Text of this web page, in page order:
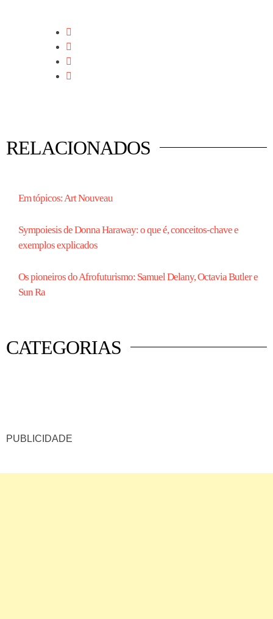
RELACIONADOS
Em tópicos: Art Nouveau
Sympoiesis de Donna Haraway: o que é, conceitos-chave e
exemplos explicados
Os pioneiros do Afrofuturismo: Samuel Delany, Octavia Butler e
Sun Ra
CATEGORIAS
PUBLICIDADE